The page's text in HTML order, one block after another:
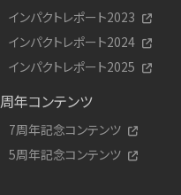
インパクトレポート2023
インパクトレポート2024
インパクトレポート2025
周年コンテンツ
7周年記念コンテンツ
5周年記念コンテンツ